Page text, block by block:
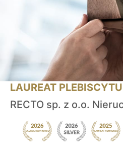
LAUREAT
RECTO sp. z o.o.